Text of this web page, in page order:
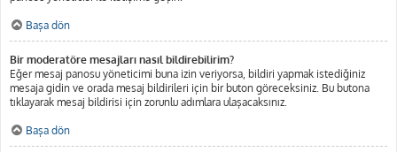
Başa dön
Bir moderatöre mesajları nasıl bildirebilirim?
Eğer mesaj panosu yöneticimi buna izin veriyorsa, bildiri yapmak istediğiniz
mesaja gidin ve orada mesaj bildirileri için bir buton göreceksiniz. Bu butona
tıklayarak mesaj bildirisi için zorunlu adımlara ulaşacaksınız.
Başa dön